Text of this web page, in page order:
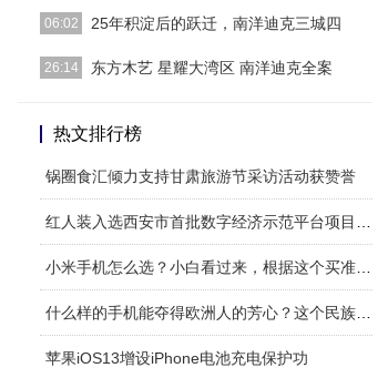
[详细]
06:02 25年积淀后的跃迁，南洋迪克三城四
25年积淀后的跃迁，南洋迪克三城四展全景解码[详细]
26:14 东方木艺 星耀大湾区 南洋迪克全案
热文排行榜
锅圈食汇倾力支持甘肃旅游节采访活动获赞誉
苹果iOS13增设iPhone电池充电保护功